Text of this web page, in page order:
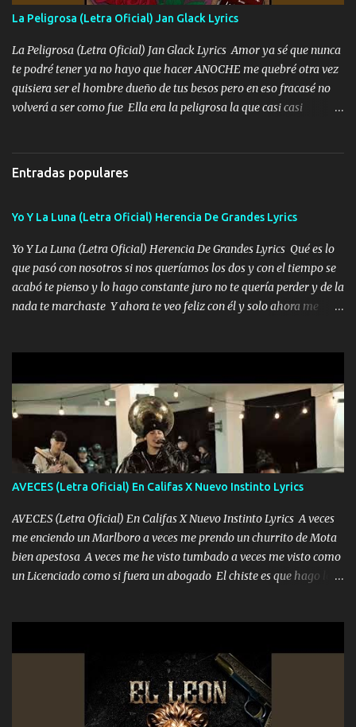
Especial sabe que lo apreciamos En los mejores antros me verán
tomando con mujeres hermosas y botellas destapando siempre
bien cuidado bien atrabancado y a los que me conocen ya saben de
lo que hablo Entre lob...
La Peligrosa (Letra Oficial) Jan Glack Lyrics
La Peligrosa (Letra Oficial) Jan Glack Lyrics Amor ya sé que nunca
te podré tener ya no hayo que hacer ANOCHE me quebré otra vez
quisiera ser el hombre dueño de tus besos pero en eso fracasé no
volverá a ser como fue Ella era la peligrosa la que casi casi
años solo pienso en ti mami no me crees se que no me crees
Música Amar me duele estoy rodeado de mujeres pero solo
pasión en la troca tus labios besándome yo quitándote la ropa no
quiero que sea nunca con otra yo quiero llevarte a la Luna y si
quieres en ese momento te pido que seas mi esposa Chingada
madre no quiero dejar de tenerte no ayuda la p'uta loquera y al
chile quisiera ser menos de ti dependiente la pinche tristeza me
encierra princesa tu sabes que nunca saldras de mi mente Ella era
Entradas populares
Yo Y La Luna (Letra Oficial) Herencia De Grandes Lyrics
Yo Y La Luna (Letra Oficial) Herencia De Grandes Lyrics Qué es lo
que pasó con nosotros si nos queríamos los dos y con el tiempo se
acabó te pienso y lo hago constante juro no te quería perder y de la
nada te marchaste Y ahora te veo feliz con él y solo ahora me
pero eso ya no va a pasar me perderé en la soledad Porque me
mirabas bonito si yo no fui el final feliz el final fue triste pa mí Y
duele no tenerte aquí sabiendo que moría por ti yo y la luna
cantamos y por ti nos embriagamos Quién sabe qué será de mí si
contigo fui muy feliz a lo mejor no lloró pero muy en el fondo te
AVECES (Letra Oficial) En Califas X Nuevo Instinto Lyrics
AVECES (Letra Oficial) En Califas X Nuevo Instinto Lyrics A veces
me enciendo un Marlboro a veces me prendo un churrito de Mota
bien apestosa A veces me he visto tumbado a veces me visto como
un Licenciado como si fuera un abogado El chiste es que hago lo
corriente no quieren verte subir de level trucha mis plebes Música
A veces me pongo un sombrero a veces me ven la cachucha de lado
con la mirada siempre en alto A veces me fajó una super o a veces
me fajó una Glock siempre armado todas las generaciones yo